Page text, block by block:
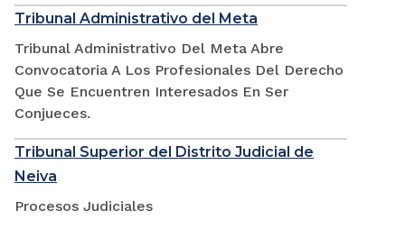
Tribunal Administrativo del Meta
Tribunal Administrativo Del Meta Abre
Convocatoria A Los Profesionales Del Derecho
Que Se Encuentren Interesados En Ser
Conjueces.
Tribunal Superior del Distrito Judicial de
Neiva
Procesos Judiciales